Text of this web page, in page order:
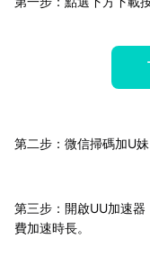
第二步：微信掃碼加U
第三步：開啟UU加速
費加速時長。